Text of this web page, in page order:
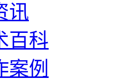
讯
百科
案例